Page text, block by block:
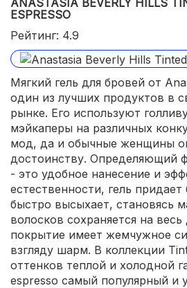
ANASTASIA BEVERLY HILLS
ESPRESSO
Рейтинг: 4.9
Мягкий гель для бровей от
один из лучших продуктов в
рынке. Его используют
мэйкаперы на различных
мод, да и обычные женщины
достоинству. Определяющий
- это удобное нанесение и
естественности, гель
быстро высыхает, становясь
волосков сохраняется на
покрытие имеет жемчужное
взгляду шарм. В коллекции
оттенков теплой и холодной
espresso самый популярный и